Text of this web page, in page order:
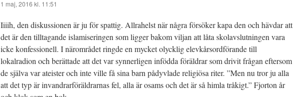
1 maj, 2016 kl. 11:51
Iiiih, den diskussionen är ju för spattig. Allrahelst när några försöker kapa den och hävdar att
det är den tilltagande islamiseringen som ligger bakom viljan att låta skolavslutningen vara
icke konfessionell. I närområdet ringde en mycket olycklig elevkårsordförande till
lokalradion och berättade att det var synnerligen infödda föräldrar som drivit frågan eftersom
de själva var ateister och inte ville få sina barn pådyvlade religiösa riter. ”Men nu tror ju alla
att det typ är invandrarföräldrarnas fel, alla är osams och det är så himla tråkigt.” Fjorton år